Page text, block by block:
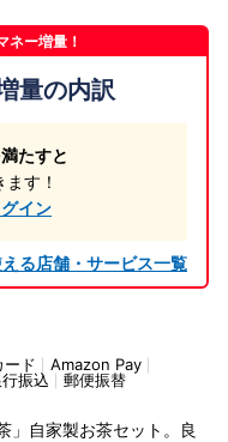
ネー増量！
量の内訳
たすと
ます！
イン
る店舗・サービス一覧
ード
Amazon Pay
振込 郵便振替
」自家製お茶セット。良